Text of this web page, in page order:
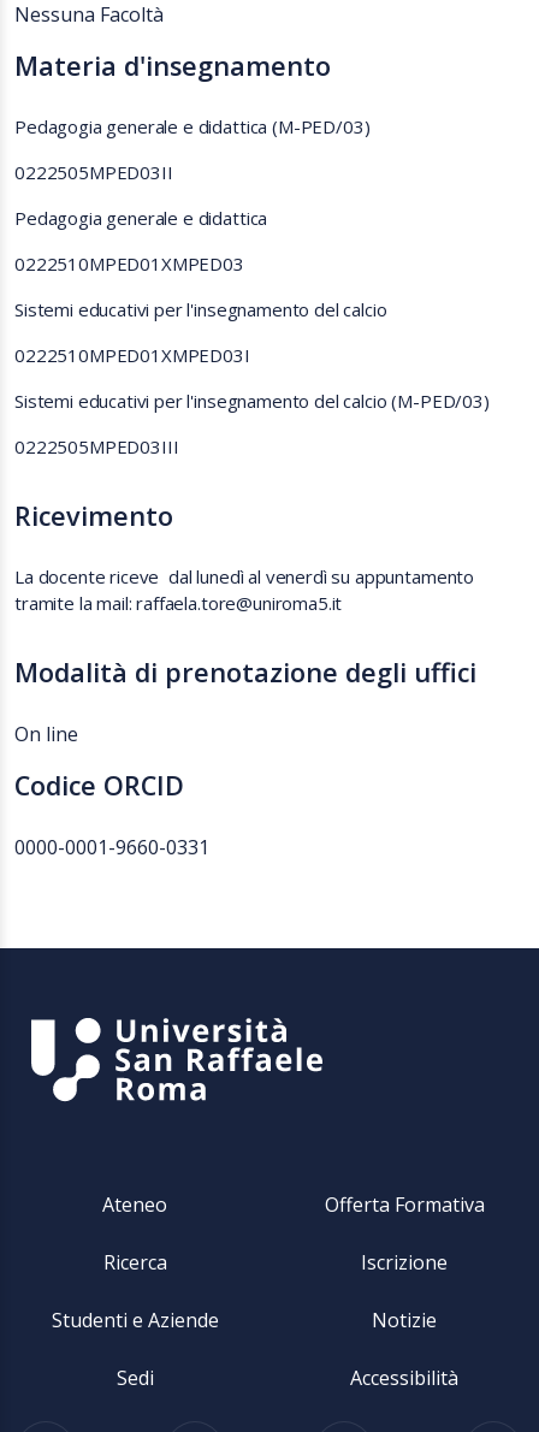
Nessuna Facoltà
Materia d'insegnamento
Pedagogia generale e didattica (M-PED/03)
0222505MPED03II
Pedagogia generale e didattica
0222510MPED01XMPED03
Sistemi educativi per l'insegnamento del calcio
0222510MPED01XMPED03I
Sistemi educativi per l'insegnamento del calcio (M-PED/03)
0222505MPED03III
Ricevimento
La docente riceve dal lunedì al venerdì su appuntamento
tramite la mail: raffaela.tore@uniroma5.it
Modalità di prenotazione degli uffici
On line
Codice ORCID
0000-0001-9660-0331
Ateneo Offerta Formativa
Ricerca Iscrizione
Studenti e Aziende Notizie
Sedi Accessibilità